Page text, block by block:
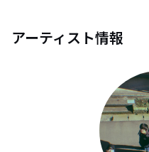
アーティスト情報